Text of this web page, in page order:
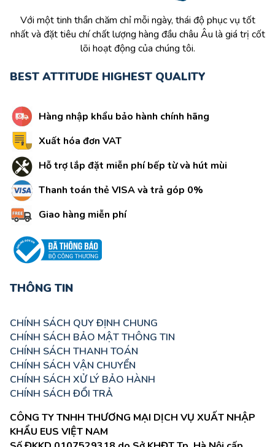
Với một tinh thần chăm chỉ mỗi ngày, thái độ phục vụ tốt
nhất và đặt tiêu chí chất lượng hàng đầu châu Âu là giá trị cốt
lõi hoạt động của chúng tôi.
BEST ATTITUDE HIGHEST QUALITY
Hàng nhập khẩu bảo hành chính hãng
Xuất hóa đơn VAT
Hỗ trợ lắp đặt miễn phí bếp từ và hút mùi
Thanh toán thẻ VISA và trả góp 0%
Giao hàng miễn phí
THÔNG TIN
CHÍNH SÁCH QUY ĐỊNH CHUNG
CHÍNH SÁCH BẢO MẬT THÔNG TIN
CHÍNH SÁCH THANH TOÁN
CHÍNH SÁCH VẬN CHUYỂN
CHÍNH SÁCH XỬ LÝ BẢO HÀNH
CHÍNH SÁCH ĐỔI TRẢ
CÔNG TY TNHH THƯƠNG MẠI DỊCH VỤ XUẤT NHẬP
KHẨU EUS VIỆT NAM